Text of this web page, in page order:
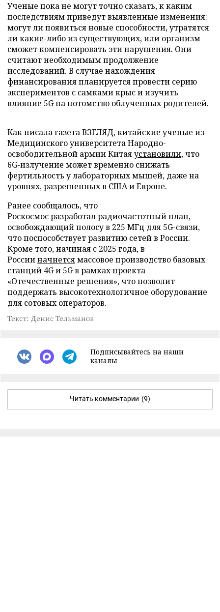
Ученые пока не могут точно сказать, к каким
последствиям приведут выявленные изменения:
могут ли появиться новые способности, утратятся
ли какие-либо из существующих, или организм
сможет компенсировать эти нарушения. Они
считают необходимым продолжение
исследований. В случае нахождения
финансирования планируется провести серию
экспериментов с самками крыс и изучить
влияние 5G на потомство облученных родителей.
Как писала газета ВЗГЛЯД, китайские ученые из
Медицинского университета Народно-
освободительной армии Китаяустановили, что
6G-излучение может временно снижать
фертильность у лабораторных мышей, даже на
уровнях, разрешенных в США и Европе.
Ранее сообщалось, что
Роскосмосразработалрадиочастотный план,
освобождающий полосу в 225 МГц для 5G-связи,
что поспособствует развитию сетей в России.
Кроме того, начиная с 2025 года, в
Россииначнетсямассовое производство базовых
станций 4G и 5G в рамках проекта
«Отечественные решения», что позволит
поддержать высокотехнологичное оборудование
для сотовых операторов.
Текст: Денис Тельманов
Подписывайтесь на наши
каналы
Читать комментарии (9)